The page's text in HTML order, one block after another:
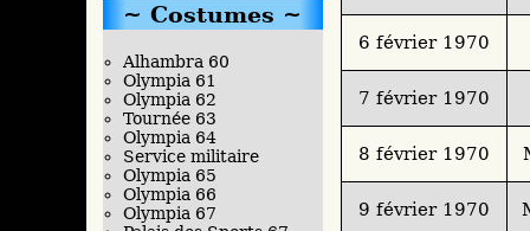
6 février 1970
7 février 1970
8 février 1970
9 février 1970
Costumes
Alhambra 60
Olympia 61
Olympia 62
Tournée 63
Olympia 64
Service militaire
Olympia 65
Olympia 66
Olympia 67